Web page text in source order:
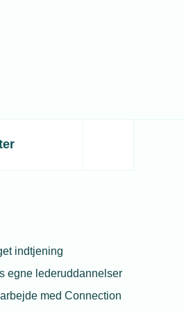
indtjening
egne lederuddannelser
med Connection
der under krisen besøgte
fordøren.